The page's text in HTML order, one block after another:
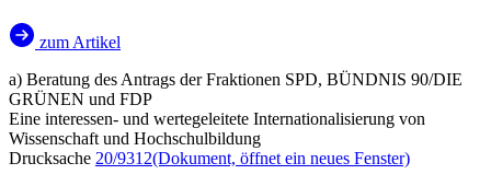
zum Artikel
a) Beratung des Antrags der Fraktionen SPD, BÜNDNIS 90/DIE
GRÜNEN und FDP
Eine interessen- und wertegeleitete Internationalisierung von
Wissenschaft und Hochschulbildung
Drucksache 20/9312(Dokument, öffnet ein neues Fenster)